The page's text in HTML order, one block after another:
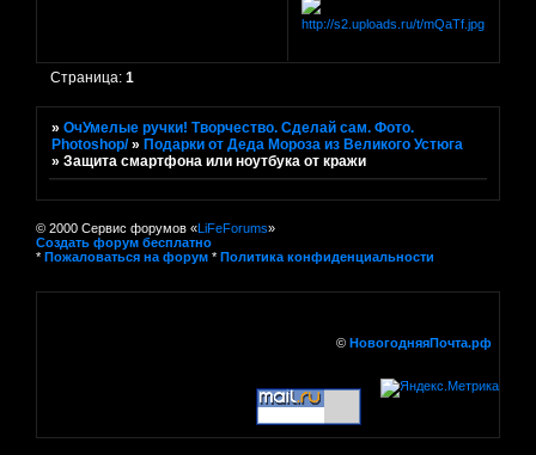
Страница:1
»ОчУмелые ручки! Творчество. Сделай сам. Фото.
Photoshop/ »Подарки от Деда Мороза из Великого Устюга
»Защита смартфона или ноутбука от кражи
© 2000 Сервис форумов «LiFeForums»
Создать форум бесплатно
* Пожаловаться на форум * Политика конфиденциальности
© НовогодняяПочта.рф